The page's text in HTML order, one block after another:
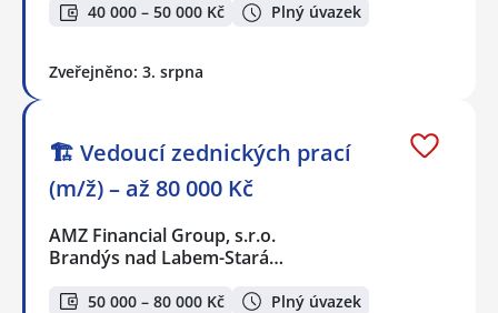
40 000 – 50 000 Kč Plný úvazek
Zveřejněno: 3. srpna
🏗️ Vedoucí zednických prací
(m/ž) – až 80 000 Kč
AMZ Financial Group, s.r.o.
Brandýs nad Labem-Stará…
50 000 – 80 000 Kč Plný úvazek